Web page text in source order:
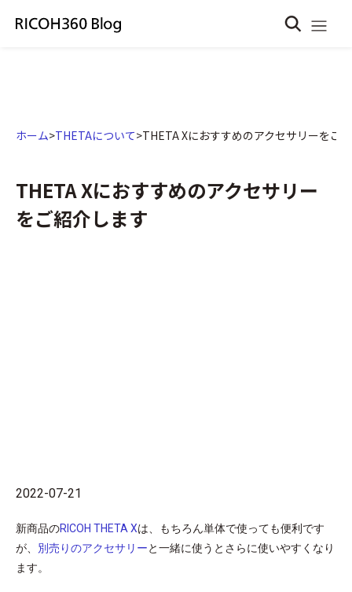
ホーム>THETAについて>THETA Xにおすすめのアクセサリーをご
THETA Xにおすすめのアクセサリー
をご紹介します
2022-07-21
新商品のRICOH THETA Xは、もちろん単体で使っても便利です
が、 別売りのアクセサリーと一緒に使うとさらに使いやすくなり
ます。